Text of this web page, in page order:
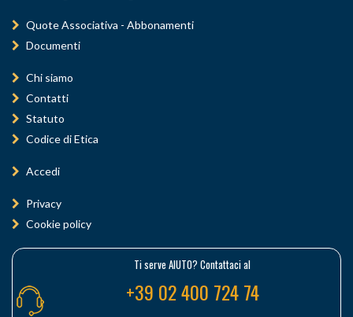
Quote Associativa - Abbonamenti
Documenti
Chi siamo
Contatti
Statuto
Codice di Etica
Accedi
Privacy
Cookie policy
Ti serve AIUTO? Contattaci al
+39 02 400 724 74